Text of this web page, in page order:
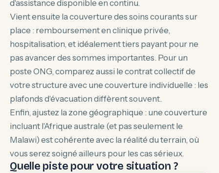
d'assistance disponible en continu.
Vient ensuite la couverture des soins courants sur
place : remboursement en clinique privée,
hospitalisation, et idéalement tiers payant pour ne
pas avancer des sommes importantes. Pour un
poste ONG, comparez aussi le contrat collectif de
votre structure avec une couverture individuelle : les
plafonds d'évacuation diffèrent souvent.
Enfin, ajustez la zone géographique : une couverture
incluant l'Afrique australe (et pas seulement le
Malawi) est cohérente avec la réalité du terrain, où
vous serez soigné ailleurs pour les cas sérieux.
Quelle piste pour votre situation ?